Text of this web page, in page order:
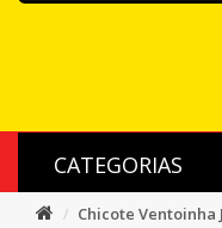
CATEGORIAS
Chicote Ventoinha